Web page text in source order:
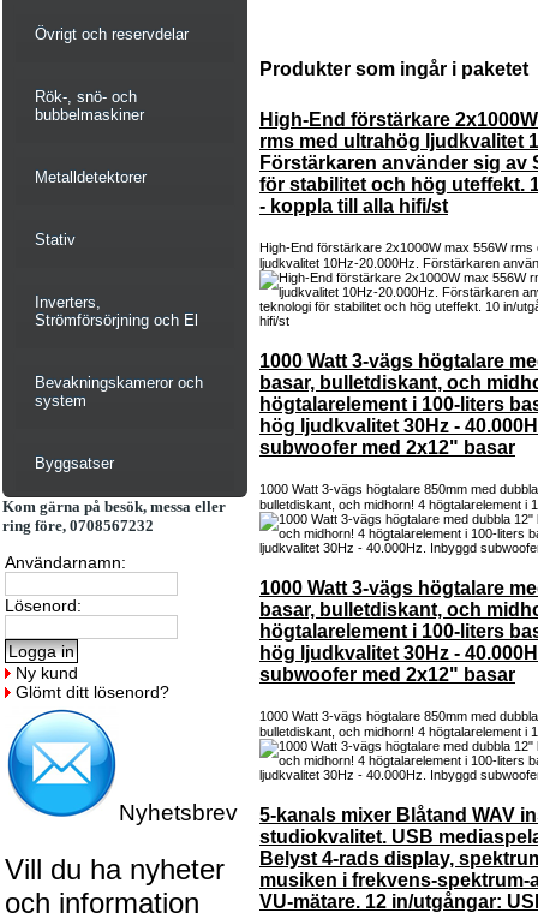
Övrigt och reservdelar
Rök-, snö- och
bubbelmaskiner
Metalldetektorer
Stativ
Inverters,
Strömförsörjning och El
Bevakningskameror och
system
Byggsatser
Kom gärna på besök, messa eller
ring före, 0708567232
Användarnamn:
Lösenord:
Ny kund
Glömt ditt lösenord?
Nyhetsbrev
Vill du ha nyheter
och information
Produkter som ingår i paketet
High-End förstärkare
rms med ultrahög ljudkvalitet
Förstärkaren använder sig av
för stabilitet och hög uteffekt.
- koppla till alla hifi/st
High-End förstärkare 2x1000W max 556W rms
ljudkvalitet 10Hz-20.000Hz. Förstärkaren
1000 Watt 3-vägs högtalare
basar, bulletdiskant, och
högtalarelement i 100-liters
hög ljudkvalitet 30Hz -
subwoofer med 2x12" basar
1000 Watt 3-vägs högtalare 850mm med
bulletdiskant, och midhorn! 4 högtalarelement i
1000 Watt 3-vägs högtalare
basar, bulletdiskant, och
högtalarelement i 100-liters
hög ljudkvalitet 30Hz -
subwoofer med 2x12" basar
1000 Watt 3-vägs högtalare 850mm med
bulletdiskant, och midhorn! 4 högtalarelement i
5-kanals mixer Blåtand WAV
studiokvalitet. USB
Belyst 4-rads display,
musiken i frekvens-spektrum-
VU-mätare. 12 in/utgångar: